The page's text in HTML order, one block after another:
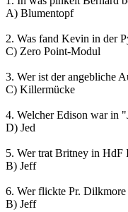
A) Blumentopf
2. Was fand Kevin in der
C) Zero Point-Modul
3. Wer ist der angebliche
C) Killermücke
4. Welcher Edison war in
D) Jed
5. Wer trat Britney in HdF
B) Jeff
6. Wer flickte Pr. Dilkmore
B) Jeff